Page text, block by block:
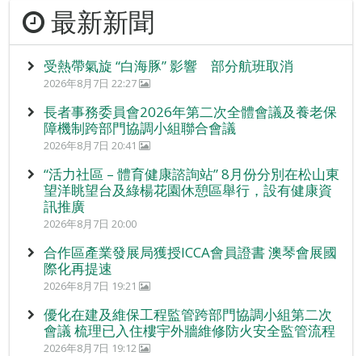
最新新聞
受熱帶氣旋 “白海豚” 影響 部分航班取消
2026年8月7日 22:27
長者事務委員會2026年第二次全體會議及養老保
障機制跨部門協調小組聯合會議
2026年8月7日 20:41
“活力社區 – 體育健康諮詢站” 8月份分別在松山東
望洋眺望台及綠楊花園休憩區舉行，設有健康資
訊推廣
2026年8月7日 20:00
合作區產業發展局獲授ICCA會員證書 澳琴會展國
際化再提速
2026年8月7日 19:21
優化在建及維保工程監管跨部門協調小組第二次
會議 梳理已入住樓宇外牆維修防火安全監管流程
2026年8月7日 19:12